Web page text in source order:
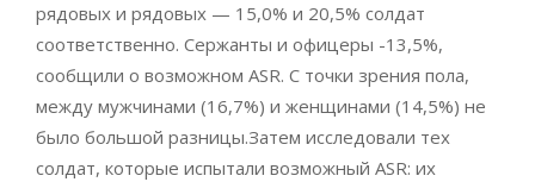
рядовых и рядовых — 15,0% и 20,5% солдат
соответственно. Сержанты и офицеры -13,5%,
сообщили о возможном ASR. С точки зрения пола,
между мужчинами (16,7%) и женщинами (14,5%) не
было большой разницы.Затем исследовали тех
солдат, которые испытали возможный ASR: их